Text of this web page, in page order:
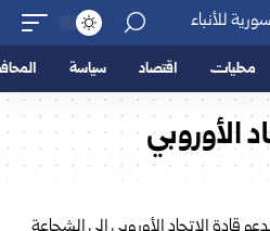
محليات اقتصاد سياسة
الأوروبي